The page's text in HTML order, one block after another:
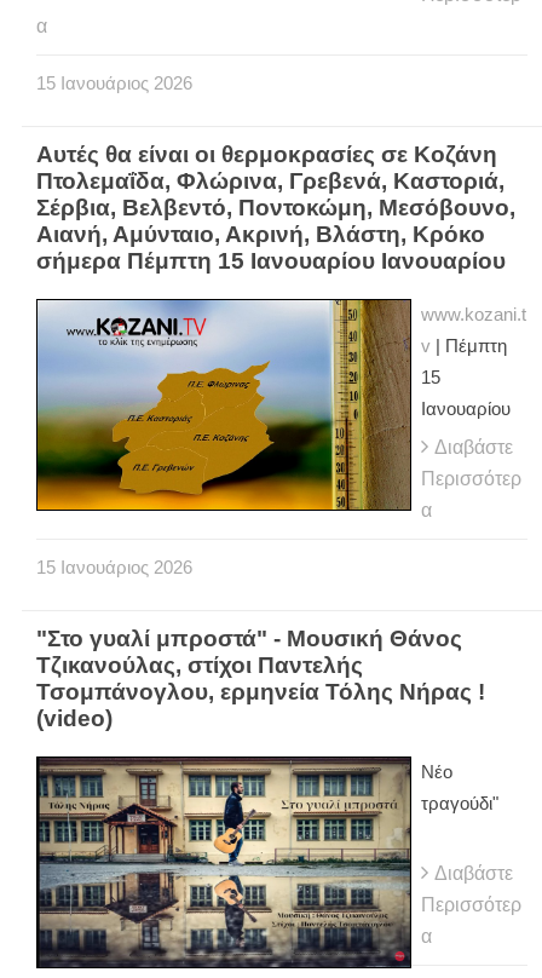
α
15 Ιανουάριος 2026
Αυτές θα είναι οι θερμοκρασίες σε Κοζάνη
Πτολεμαΐδα, Φλώρινα, Γρεβενά, Καστοριά,
Σέρβια, Βελβεντό, Ποντοκώμη, Μεσόβουνο,
Αιανή, Αμύνταιο, Ακρινή, Βλάστη, Κρόκο
σήμερα Πέμπτη 15 Ιανουαρίου Ιανουαρίου
www.kozani.t
v | Πέμπτη
15
Ιανουαρίου
Διαβάστε
Περισσότερ
α
15 Ιανουάριος 2026
"Στο γυαλί μπροστά" - Μουσική Θάνος
Τζικανούλας, στίχοι Παντελής
Τσομπάνογλου, ερμηνεία Τόλης Νήρας !
(video)
Νέο
τραγούδι"
Διαβάστε
Περισσότερ
α